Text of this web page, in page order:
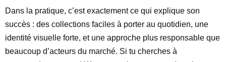
Dans la pratique, c’est exactement ce qui explique son
succès : des collections faciles à porter au quotidien, une
identité visuelle forte, et une approche plus responsable que
beaucoup d’acteurs du marché. Si tu cherches à